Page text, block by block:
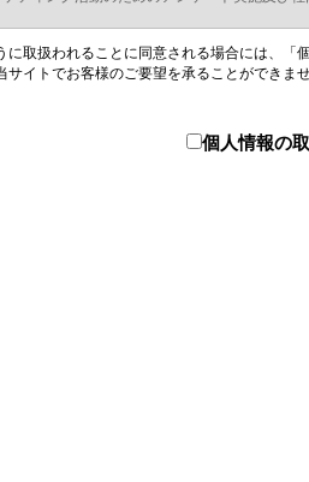
に取扱われることに同意される場合には、
サイトでお客様のご要望を承ることができま
個人情報の